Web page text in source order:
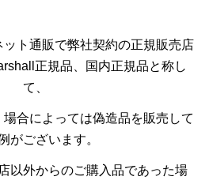
ト通販で弊社契約の正規販売店
正規品、国内正規品と称し
て、
合によっては偽造品を販売して
がございます。
以外からのご購入品であった場